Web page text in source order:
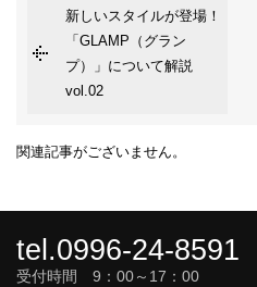
新しいスタイルが登場！
「GLAMP（グラン
プ）」について解説
vol.02
関連記事がございません。
tel.0996-24-8591
受付時間 9：00～17：00